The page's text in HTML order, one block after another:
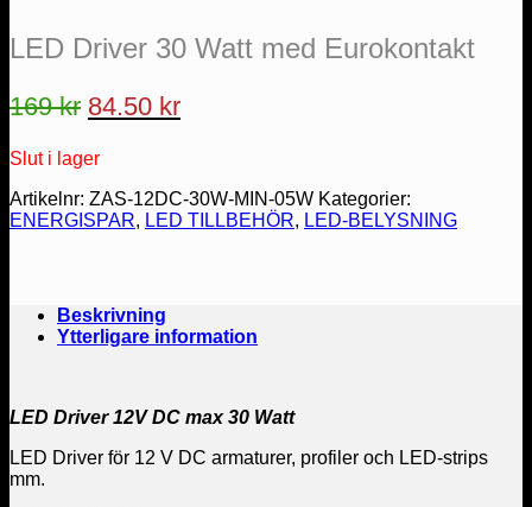
LED Driver 30 Watt med Eurokontakt
169kr Det
priset
var:
169 kr.
84.50 krDet
är:
84.50 kr.
Slut i lager
Artikelnr: ZAS-12DC-30W-MIN-05W Kategorier:
ENERGISPAR, LED TILLBEHÖR, LED-BELYSNING
Beskrivning
Ytterligare information
LED Driver 12V DC max 30 Watt
LED Driver för 12 V DC armaturer, profiler och LED-strips
mm.